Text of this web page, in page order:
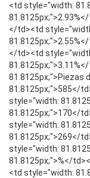
<td style="width:
</td><td
</td><td
81.8125px;">Piezas
81.8125px;">585</
style="width:
81.8125px;">170</
style="width:
81.8125px;">269</
style="width:
81.8125px;">%</
<td style="width: